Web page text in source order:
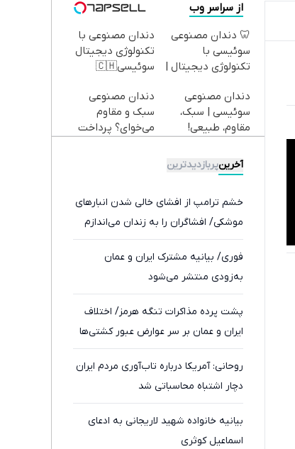
از سراسر وب
🦷 دندان مصنوعی
سوئیسی با
تکنولوژی دیجیتال |
📍 تهران
دندان مصنوعی با
تکنولوژی دیجیتال
سوئیسی🇨🇭
دندان مصنوعی
سوئیسی | سبک،
مقاوم، طبیعی!
رایگان+پرداخت
اقساطی😍
دندان مصنوعی
سبک و مقاوم
می‌خوای؟ پرداخت
آخرینپربازدیدترین
خشم ترامپ از افشای خالی شدن انبارهای
موشکی/ افشاگران را به زندان می‌اندازم
فوری/ بیانیه مشترک ایران و عمان
به‌زودی منتشر می‌شود
پشت پرده مذاکرات تنگه هرمز/ اختلاف
ایران و عمان بر سر عوارض عبور کشتی‌ها
روحانی: آمریکا درباره تاب‌آوری مردم ایران
دچار اشتباه محاسباتی شد
بیانیه خانواده شهید لاریجانی به ادعای
اسماعیل کوثری